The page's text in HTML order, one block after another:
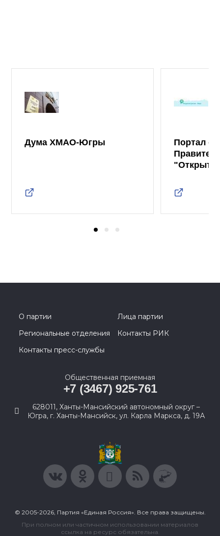
Дума ХМАО-Югры
Портал
О партии
Лица партии
Региональные отделения
Контакты РИК
Контакты пресс-службы
Общественная приемная
+7 (3467) 925-761
628011, Ханты-Мансийский автономный округ –
Югра, г. Ханты-Мансийск, ул. Карла Маркса, д. 19А
© 2005-2026, Партия «Единая Россия». Все права защищены.
При полном или частичном использовании материалов
ссылка на ресурс обязательна.